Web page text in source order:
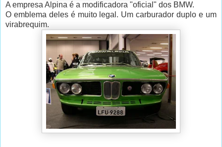
A empresa Alpina é a modificadora "oficial" dos BMW.
O emblema deles é muito legal. Um carburador duplo e um
virabrequim.